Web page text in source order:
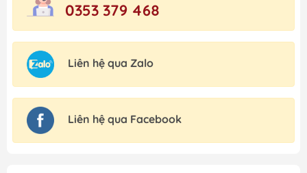
0353 379 468
Liên hệ qua Zalo
Liên hệ qua Facebook